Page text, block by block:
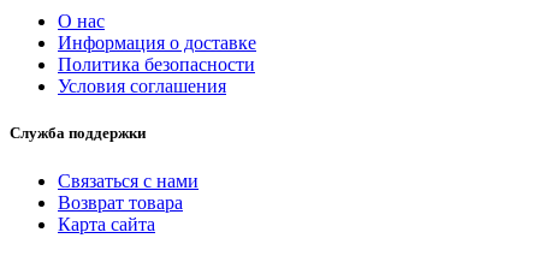
О нас
Информация о доставке
Политика безопасности
Условия соглашения
Служба поддержки
Связаться с нами
Возврат товара
Карта сайта